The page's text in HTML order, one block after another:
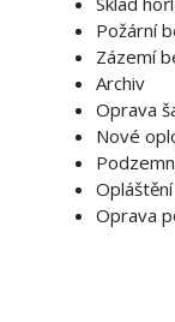
Požární
Zázemí
Archiv
Oprava
Nové
Oprava